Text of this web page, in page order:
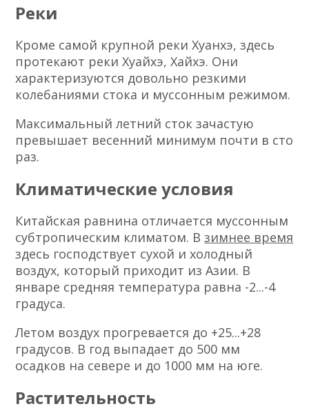
Реки
Кроме самой крупной реки Хуанхэ, здесь
протекают реки Хуайхэ, Хайхэ. Они
характеризуются довольно резкими
колебаниями стока и муссонным режимом.
Максимальный летний сток зачастую
превышает весенний минимум почти в сто
раз.
Климатические условия
Китайская равнина отличается муссонным
субтропическим климатом. Взимнее время
здесь господствует сухой и холодный
воздух, который приходит из Азии. В
январе средняя температура равна -2...-4
градуса.
Летом воздух прогревается до +25...+28
градусов. В год выпадает до 500 мм
осадков на севере и до 1000 мм на юге.
Растительность